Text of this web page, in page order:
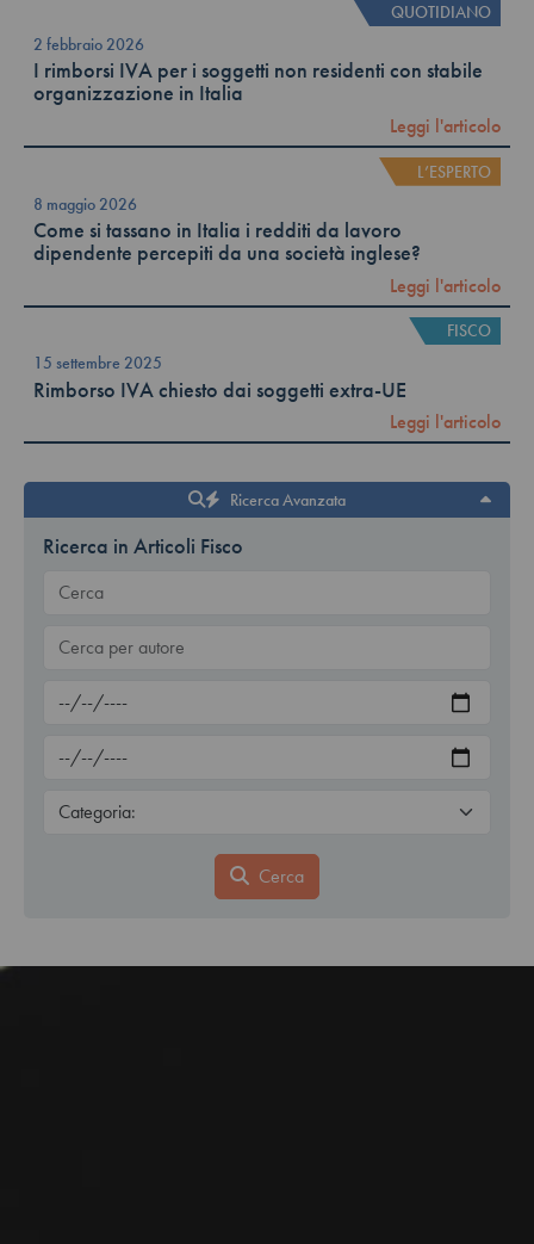
QUOTIDIANO
2 febbraio 2026
I rimborsi IVA per i soggetti non residenti con stabile
organizzazione in Italia
Leggi l'articolo
L’ESPERTO
8 maggio 2026
Come si tassano in Italia i redditi da lavoro
dipendente percepiti da una società inglese?
Leggi l'articolo
FISCO
15 settembre 2025
Rimborso IVA chiesto dai soggetti extra-UE
Leggi l'articolo
Ricerca Avanzata
Ricerca in Articoli Fisco
Cerca